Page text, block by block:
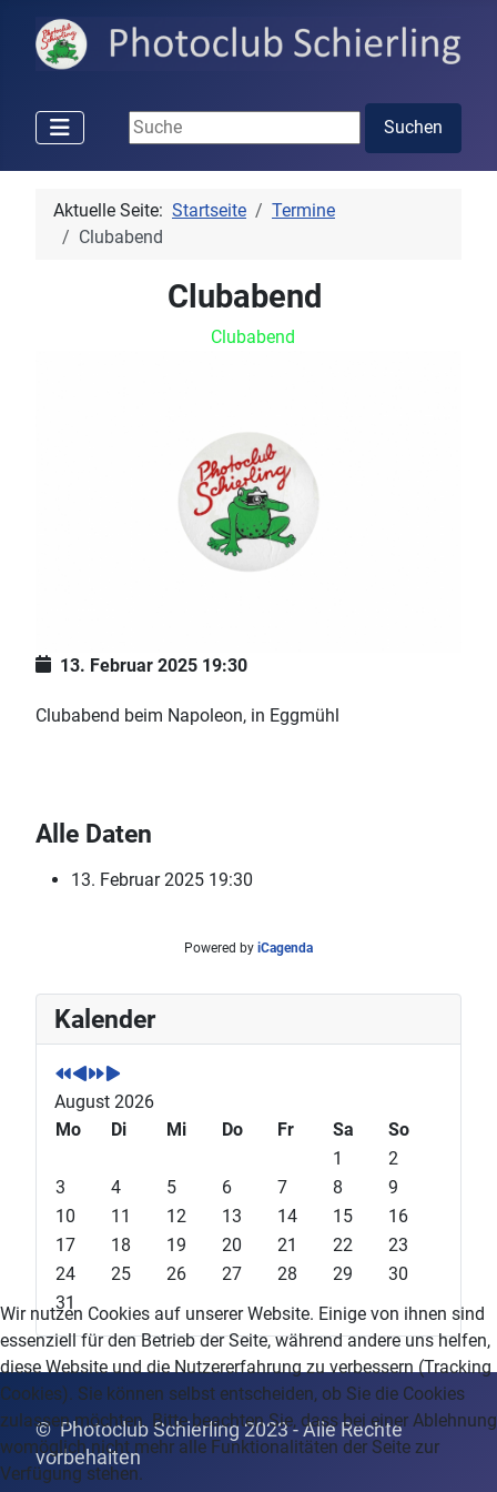
Suchen ...
Suchen
Kalender
P
r
e
v
i
o
s
Y
e
a
P
r
e
v
i
o
M
o
n
h
N
e
x
t
Y
N
e
x
t
M
o
h
August 2026
Mo
Di Mi Do Fr Sa
So
1
2
3
4 5 6 7 8
9
10
11 12 13 14 15
16
17
18 19 20 21 22
23
24
25 26 27 28 29
30
31
Aktuelle Seite: Startseite
Termine
Clubabend
Clubabend
Clubabend
13. Februar 2025 19:30
Clubabend beim Napoleon, in Eggmühl
Alle Daten
13. Februar 2025 19:30
Powered by iCagenda
© Photoclub Schierling 2023 - Alle Rechte
vorbehalten
Wir nutzen Cookies auf unserer Website. Einige von ihnen sind
essenziell für den Betrieb der Seite, während andere uns helfen,
diese Website und die Nutzererfahrung zu verbessern (Tracking
Cookies). Sie können selbst entscheiden, ob Sie die Cookies
zulassen möchten. Bitte beachten Sie, dass bei einer Ablehnung
womöglich nicht mehr alle Funktionalitäten der Seite zur
Verfügung stehen.